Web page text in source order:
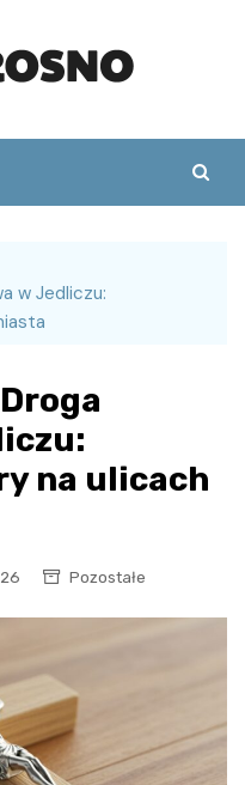
w Jedliczu:
na ulicach
Pozostałe